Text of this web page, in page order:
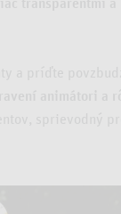
transparentmi a
a príďte
animátori a
sprievodný